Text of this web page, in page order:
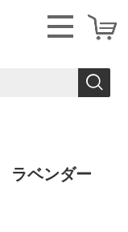
ベンダー